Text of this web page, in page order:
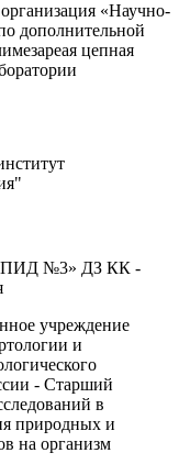
«Научно-
дополнительной
цепная
СПИД №3» ДЗ КК -
учреждение
и
- Старший
в
природных и
на организм